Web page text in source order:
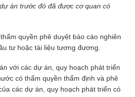
án trước đó đã được cơ quan có
quyền phê duyệt báo cáo nghiên
tư hoặc tài liệu tương đương.
với các dự án, quy hoạch phát triển
có thẩm quyền thẩm định và phê
các dự án, quy hoạch phát triển có